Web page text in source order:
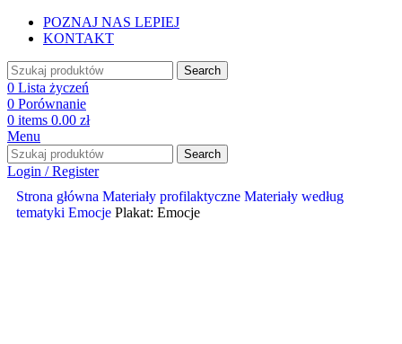
POZNAJ NAS LEPIEJ
KONTAKT
Search
0 Lista życzeń
0 Porównanie
0 items 0.00 zł
Menu
Search
Login / Register
Strona główna Materiały profilaktyczne Materiały według
tematyki Emocje Plakat: Emocje